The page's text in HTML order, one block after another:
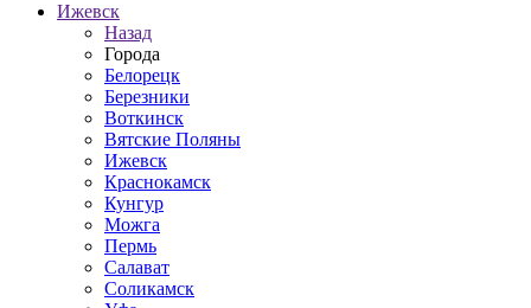
Ижевск
Назад
Города
Белорецк
Березники
Воткинск
Вятские Поляны
Ижевск
Краснокамск
Кунгур
Можга
Пермь
Салават
Соликамск